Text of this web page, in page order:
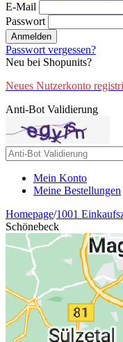
E-Mail
Passwort
Anmelden
Passwort vergessen?
Neu bei Shopunits?
Neues Nutzerkonto
Anti-Bot Validierung
Mein Konto
Meine Bestellungen
Homepage/1001
Schönebeck